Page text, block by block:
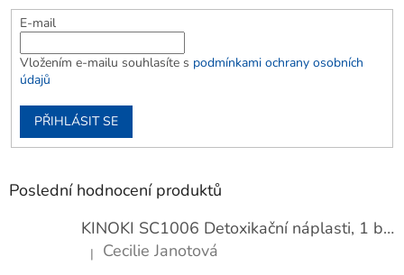
E-mail
Vložením e-mailu souhlasíte s podmínkami ochrany osobních
údajů
PŘIHLÁSIT SE
Poslední hodnocení produktů
KINOKI SC1006 Detoxikační náplasti, 1 balení - 10 ks
Hodnocení produktu je 4 z 5 hvězdiček.
| Cecilie Janotová